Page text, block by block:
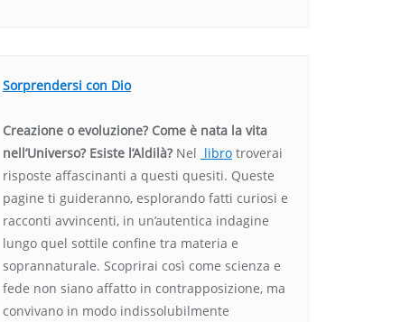
Sorprendersi con Dio
Creazione o evoluzione? Come è nata la vita
nell’Universo? Esiste l’Aldilà? Nel libro troverai
risposte affascinanti a questi quesiti. Queste
pagine ti guideranno, esplorando fatti curiosi e
racconti avvincenti, in un’autentica indagine
lungo quel sottile confine tra materia e
soprannaturale. Scoprirai così come scienza e
fede non siano affatto in contrapposizione, ma
convivano in modo indissolubilmente